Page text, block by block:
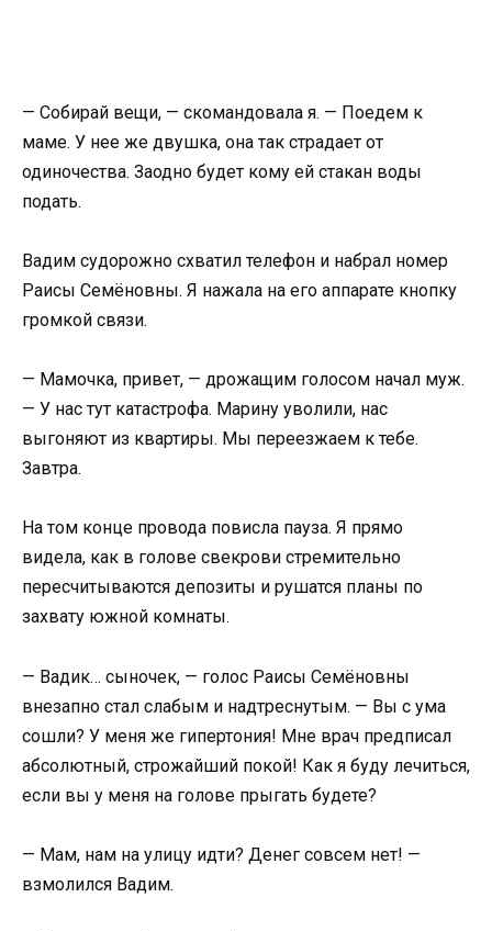
— Собирай вещи, — скомандовала я. — Поедем к
маме. У нее же двушка, она так страдает от
одиночества. Заодно будет кому ей стакан воды
подать.
Вадим судорожно схватил телефон и набрал номер
Раисы Семёновны. Я нажала на его аппарате кнопку
громкой связи.
— Мамочка, привет, — дрожащим голосом начал муж.
— У нас тут катастрофа. Марину уволили, нас
выгоняют из квартиры. Мы переезжаем к тебе.
Завтра.
На том конце провода повисла пауза. Я прямо
видела, как в голове свекрови стремительно
пересчитываются депозиты и рушатся планы по
захвату южной комнаты.
— Вадик… сыночек, — голос Раисы Семёновны
внезапно стал слабым и надтреснутым. — Вы с ума
сошли? У меня же гипертония! Мне врач предписал
абсолютный, строжайший покой! Как я буду лечиться,
если вы у меня на голове прыгать будете?
— Мам, нам на улицу идти? Денег совсем нет! —
взмолился Вадим.